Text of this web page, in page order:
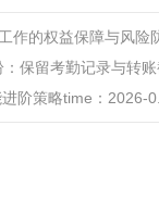
的权益保障与风
保留考勤记录与转
阶策略time：2026-